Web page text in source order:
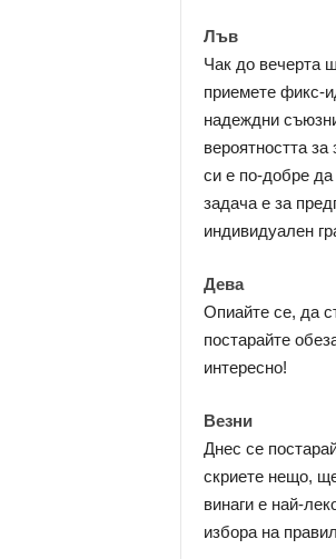
Лъв
Чак до вечерта
приемете фикс-
надеждни
вероятността
си е по-добре да
задача е за
индивидуален
Дева
Опиайте се, да
постарайте
интересно!
Везни
Днес се
скриете нещо,
винаги е най-
избора на